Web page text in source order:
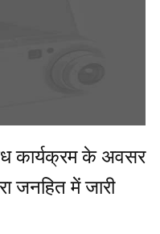
कार्यक्रम के अवसर
जनहित में जारी